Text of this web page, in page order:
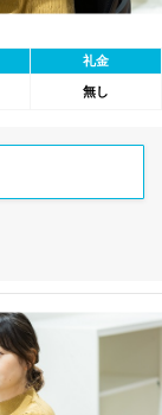
礼金
無し